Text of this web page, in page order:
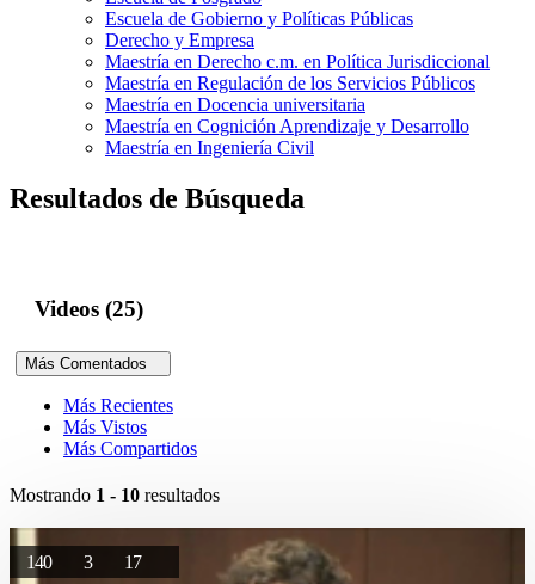
Escuela de Gobierno y Políticas Públicas
Derecho y Empresa
Maestría en Derecho c.m. en Política Jurisdiccional
Maestría en Regulación de los Servicios Públicos
Maestría en Docencia universitaria
Maestría en Cognición Aprendizaje y Desarrollo
Maestría en Ingeniería Civil
Resultados de Búsqueda
Videos (25)
Más Comentados
Más Recientes
Más Vistos
Más Compartidos
Mostrando 1 - 10 resultados
140 3 17